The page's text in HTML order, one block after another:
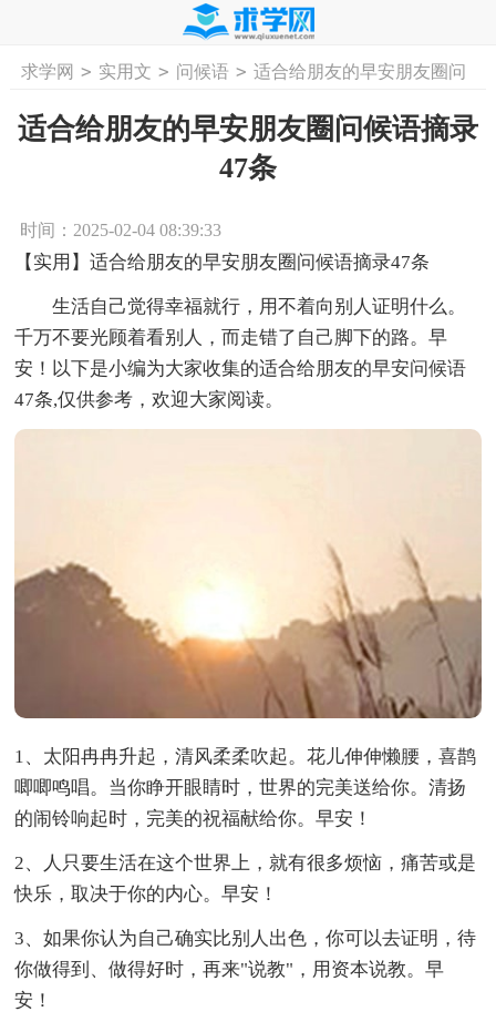
首页 工作计划 活动计划 学习计划
求学网 > 实用文 > 问候语 > 适合给朋友的早安朋友圈问
适合给朋友的早安朋友圈问候语摘录
47条
时间：2025-02-04 08:39:33
【实用】适合给朋友的早安朋友圈问候语摘录47条
生活自己觉得幸福就行，用不着向别人证明什么。
千万不要光顾着看别人，而走错了自己脚下的路。早
安！以下是小编为大家收集的适合给朋友的早安问候语
47条,仅供参考，欢迎大家阅读。
1、太阳冉冉升起，清风柔柔吹起。花儿伸伸懒腰，喜鹊
唧唧鸣唱。当你睁开眼睛时，世界的完美送给你。清扬
的闹铃响起时，完美的祝福献给你。早安！
2、人只要生活在这个世界上，就有很多烦恼，痛苦或是
快乐，取决于你的内心。早安！
3、如果你认为自己确实比别人出色，你可以去证明，待
你做得到、做得好时，再来"说教"，用资本说教。早
安！